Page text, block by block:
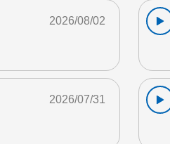
2026/08/02
2026/07/31